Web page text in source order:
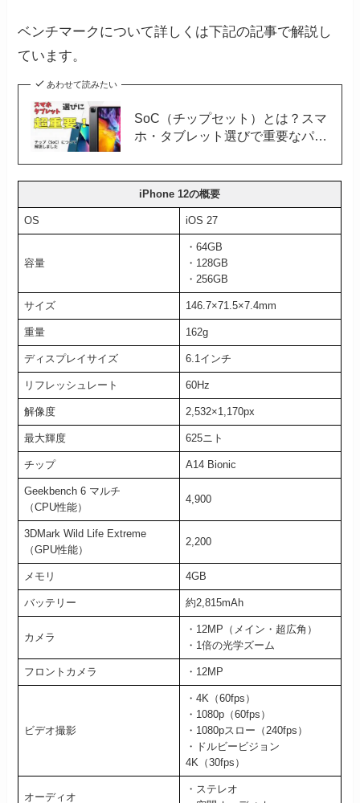
ベンチマークについて詳しくは下記の記事で解説し
ています。
あわせて読みたい
SoC（チップセット）とは？スマ
ホ・タブレット選びで重要なパー
iPhone 12の概要
OS iOS 27
容量
・64GB
・128GB
・256GB
サイズ 146.7×71.5×7.4mm
重量 162g
ディスプレイサイズ 6.1インチ
リフレッシュレート 60Hz
解像度 2,532×1,170px
最大輝度 625ニト
チップ A14 Bionic
Geekbench 6 マルチ
（CPU性能）
4,900
3DMark Wild Life Extreme
（GPU性能）
2,200
メモリ 4GB
バッテリー 約2,815mAh
カメラ
・12MP（メイン・超広角）
・1倍の光学ズーム
フロントカメラ ・12MP
ビデオ撮影
・4K（60fps）
・1080p（60fps）
・1080pスロー（240fps）
・ドルビービジョン
4K（30fps）
オーディオ
・ステレオ